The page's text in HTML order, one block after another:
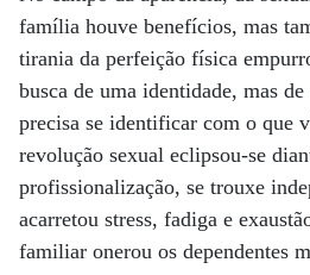
família houve benefícios, mas
tirania da perfeição física
busca de uma identidade, mas
precisa se identificar com o que
revolução sexual eclipsou-se
profissionalização, se trouxe
acarretou stress, fadiga e
familiar onerou os dependentes